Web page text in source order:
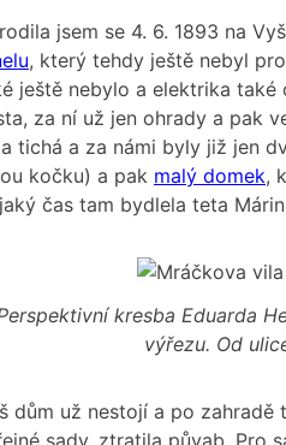
jsem se 4. 6. 1893 na
, který tehdy ještě nebyl
ještě nebylo a elektrika také
za ní už jen ohrady a pak
tichá a za námi byly již jen
kočku) a pak malý domek,
čas tam bydlela teta
kresba Eduarda
výřezu. Od
dům už nestojí a po
sady, ztratila půvab. Pro